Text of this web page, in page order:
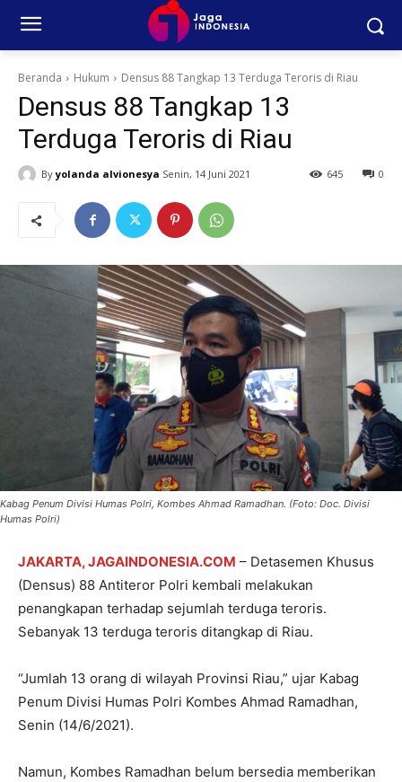
Beranda Hukum Densus 88 Tangkap 13 Terduga Teroris di Riau
Densus 88 Tangkap 13
Terduga Teroris di Riau
By yolanda alvionesya Senin, 14 Juni 2021 0
645
Kabag Penum Divisi Humas Polri, Kombes Ahmad Ramadhan. (Foto: Doc. Divisi
Humas Polri)
JAKARTA, JAGAINDONESIA.COM – Detasemen Khusus
(Densus) 88 Antiteror Polri kembali melakukan
penangkapan terhadap sejumlah terduga teroris.
Sebanyak 13 terduga teroris ditangkap di Riau.
“Jumlah 13 orang di wilayah Provinsi Riau,” ujar Kabag
Penum Divisi Humas Polri Kombes Ahmad Ramadhan,
Senin (14/6/2021).
Namun, Kombes Ramadhan belum bersedia memberikan